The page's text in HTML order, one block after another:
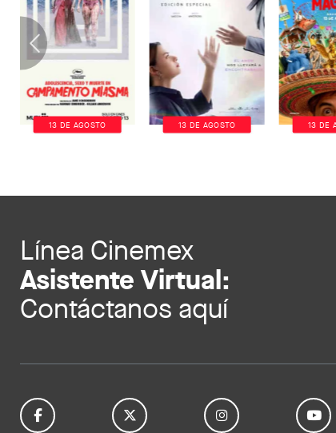
13 DE AGOSTO 13 DE AGOSTO 13 DE
Línea Cinemex
Asistente Virtual:
Contáctanos aquí